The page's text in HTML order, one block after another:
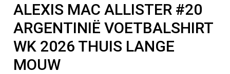
ALEXIS MAC ALLISTER #20
ARGENTINIË VOETBALSHIRT
WK 2026 THUIS LANGE
MOUW